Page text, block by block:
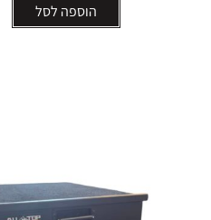
הוספה לסל